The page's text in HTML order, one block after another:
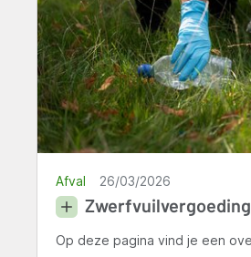
Zwerfvuilvergoeding
Op deze pagina vind je een
Afval 26/03/2026